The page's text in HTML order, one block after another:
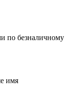
по безналичному
имя